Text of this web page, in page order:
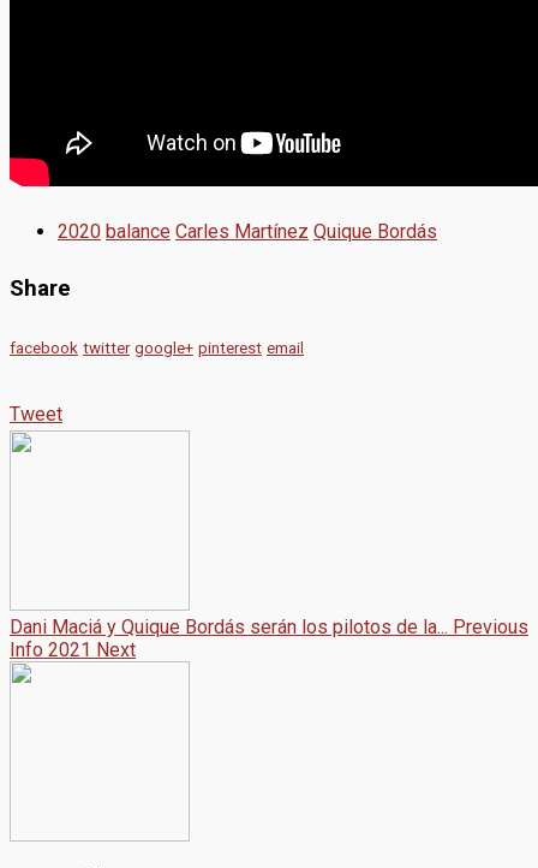
2020 balance Carles Martínez Quique Bordás
Share
facebook twitter google+ pinterest email
Tweet
Dani Maciá y Quique Bordás serán los pilotos de la... Previous
Info 2021 Next